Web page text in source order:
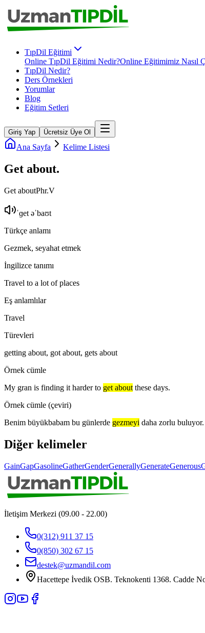
TıpDil Eğitimi
Online TıpDil Eğitimi Nedir?Online Eğitimimiz Nasıl
TıpDil Nedir?
Ders Örnekleri
Yorumlar
Blog
Eğitim Setleri
Giriş Yap Ücretsiz Üye Ol
Ana Sayfa Kelime Listesi
Get about.
Get aboutPhr.V
ˈɡet əˈbaʊt
Türkçe anlamı
Gezmek, seyahat etmek
İngilizce tanımı
Travel to a lot of places
Eş anlamlılar
Travel
Türevleri
getting about, got about, gets about
Örnek cümle
My gran is finding it harder to get about these days.
Örnek cümle (çeviri)
Benim büyükbabam bu günlerde gezmeyi daha zorlu buluyor.
Diğer kelimeler
GainGapGasolineGatherGenderGenerallyGenerateGenerous
İletişim Merkezi (09.00 - 22.00)
0(312) 911 37 15
0(850) 302 67 15
destek@uzmandil.com
Hacettepe İvedik OSB. Teknokenti 1368. Cadde